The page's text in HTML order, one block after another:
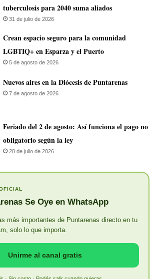
tuberculosis para 2040 suma aliados
31 de julio de 2026
Crean espacio seguro para la comunidad
LGBTIQ+ en Esparza y el Puerto
5 de agosto de 2026
​Nuevos aires en la Diócesis de Puntarenas
7 de agosto de 2026
Feriado del 2 de agosto: Así funciona el pago no
obligatorio según la ley
28 de julio de 2026
Se Oye en WhatsApp
más importantes de Puntarenas directo en tu
solo lo que importa.
Unirme al canal gratis